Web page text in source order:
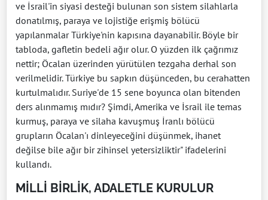
ve İsrail'in siyasi desteği bulunan son sistem silahlarla
donatılmış, paraya ve lojistiğe erişmiş bölücü
yapılanmalar Türkiye'nin kapısına dayanabilir. Böyle bir
tabloda, gafletin bedeli ağır olur. O yüzden ilk çağrımız
nettir; Öcalan üzerinden yürütülen tezgaha derhal son
verilmelidir. Türkiye bu sapkın düşünceden, bu cerahatten
kurtulmalıdır. Suriye'de 15 sene boyunca olan bitenden
ders alınmamış mıdır? Şimdi, Amerika ve İsrail ile temas
kurmuş, paraya ve silaha kavuşmuş İranlı bölücü
grupların Öcalan'ı dinleyeceğini düşünmek, ihanet
değilse bile ağır bir zihinsel yetersizliktir" ifadelerini
kullandı.
MİLLİ BİRLİK, ADALETLE KURULUR